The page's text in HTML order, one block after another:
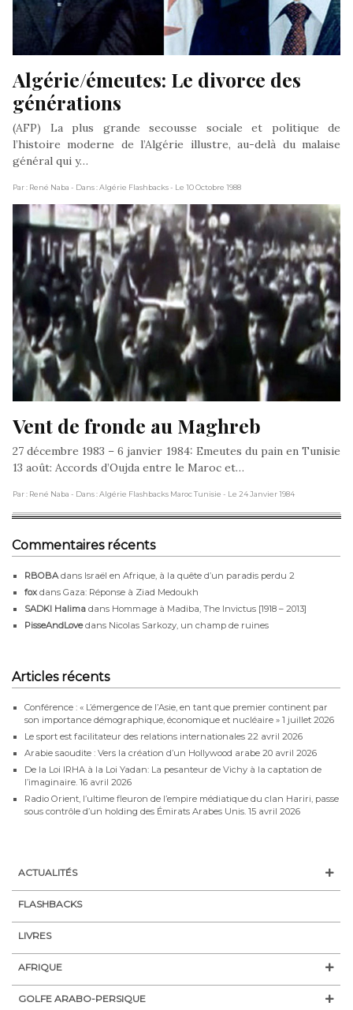
Algérie/émeutes: Le divorce des
générations
(AFP) La plus grande secousse sociale et politique de
l’histoire moderne de l’Algérie illustre, au-delà du malaise
général qui y…
Par : René Naba - Dans : Algérie Flashbacks- Le 10 Octobre 1988
Vent de fronde au Maghreb
27 décembre 1983 – 6 janvier 1984: Emeutes du pain en Tunisie
13 août: Accords d’Oujda entre le Maroc et…
Par : René Naba - Dans : Algérie Flashbacks Maroc Tunisie - Le 24 Janvier 1984
Commentaires récents
RBOBA dans Israël en Afrique, à la quête d’un paradis perdu 2
fox dans Gaza: Réponse à Ziad Medoukh
SADKI Halima dans Hommage à Madiba, The Invictus [1918 – 2013]
PisseAndLovedans Nicolas Sarkozy, un champ de ruines
Articles récents
Conférence : « L’émergence de l’Asie, en tant que premier continent par
son importance démographique, économique et nucléaire » 1 juillet 2026
Le sport est facilitateur des relations internationales 22 avril 2026
Arabie saoudite : Vers la création d’un Hollywood arabe 20 avril 2026
De la Loi IRHA à la Loi Yadan: La pesanteur de Vichy à la captation de
l’imaginaire. 16 avril 2026
Radio Orient, l’ultime fleuron de l’empire médiatique du clan Hariri, passe
sous contrôle d’un holding des Émirats Arabes Unis. 15 avril 2026
ACTUALITÉS
FLASHBACKS
LIVRES
AFRIQUE
GOLFE ARABO-PERSIQUE